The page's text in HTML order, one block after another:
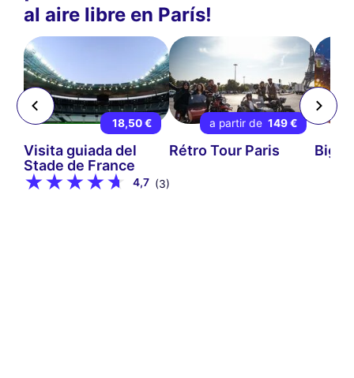
al aire libre en París!
18,50 €
Visita guiada del
Stade de France
4,7 (3)
a partir de 149 €
Rétro Tour Paris Big